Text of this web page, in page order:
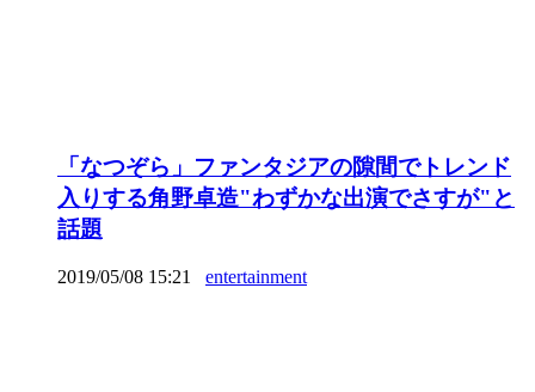
「なつぞら」ファンタジアの隙間でトレンド
入りする角野卓造"わずかな出演でさすが"と
話題
2019/05/08 15:21 entertainment